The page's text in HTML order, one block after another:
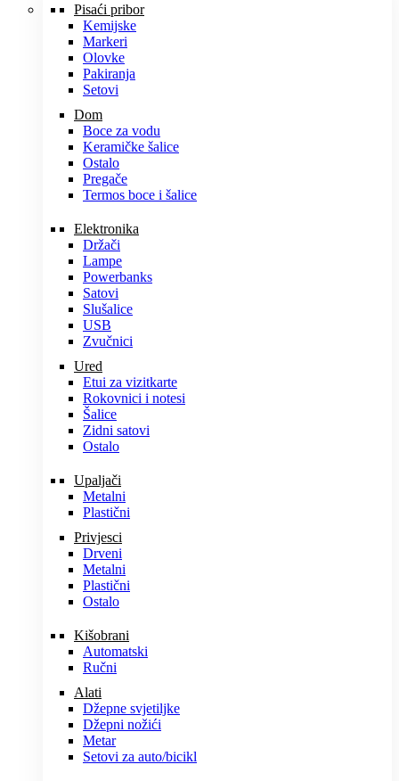
Pisaći pribor
Kemijske
Markeri
Olovke
Pakiranja
Setovi
Dom
Boce za vodu
Keramičke šalice
Ostalo
Pregače
Termos boce i šalice
Elektronika
Držači
Lampe
Powerbanks
Satovi
Slušalice
USB
Zvučnici
Ured
Etui za vizitkarte
Rokovnici i notesi
Šalice
Zidni satovi
Ostalo
Upaljači
Metalni
Plastični
Privjesci
Drveni
Metalni
Plastični
Ostalo
Kišobrani
Automatski
Ručni
Alati
Džepne svjetiljke
Džepni nožići
Metar
Setovi za auto/bicikl